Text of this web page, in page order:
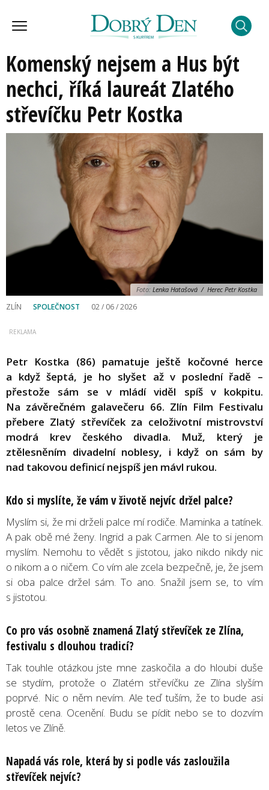
Komenský nejsem a Hus být
nechci, říká laureát Zlatého
střevíčku Petr Kostka
Foto: Lenka Hatašová / Herec Petr Kostka
ZLÍN SPOLEČNOST 02 / 06 / 2026
Petr Kostka (86) pamatuje ještě kočovné herce
a když šeptá, je ho slyšet až v poslední řadě –
přestože sám se v mládí viděl spíš v kokpitu.
Na závěrečném galavečeru 66. Zlín Film Festivalu
přebere Zlatý střevíček za celoživotní mistrovství
modrá krev českého divadla. Muž, který je
ztělesněním divadelní noblesy, i když on sám by
nad takovou definicí nejspíš jen mávl rukou.
Kdo si myslíte, že vám v životě nejvíc držel palce?
Myslím si, že mi drželi palce mí rodiče. Maminka a tatínek.
A pak obě mé ženy. Ingrid a pak Carmen. Ale to si jenom
myslím. Nemohu to vědět s jistotou, jako nikdo nikdy nic
o nikom a o ničem. Co vím ale zcela bezpečně, je, že jsem
si oba palce držel sám. To ano. Snažil jsem se, to vím
s jistotou.
Co pro vás osobně znamená Zlatý střevíček ze Zlína,
festivalu s dlouhou tradicí?
Tak touhle otázkou jste mne zaskočila a do hloubi duše
se stydím, protože o Zlatém střevíčku ze Zlína slyším
poprvé. Nic o něm nevím. Ale teď tuším, že to bude asi
prostě cena. Ocenění. Budu se pídit nebo se to dozvím
letos ve Zlíně.
Napadá vás role, která by si podle vás zasloužila
střevíček nejvíc?